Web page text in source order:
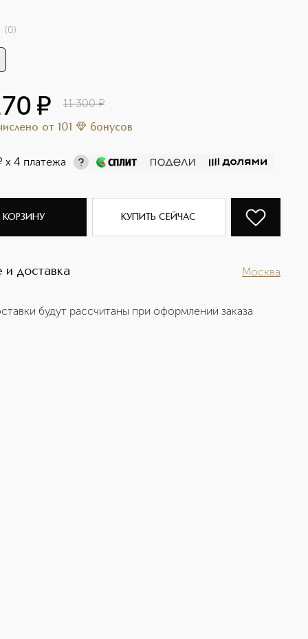
(0)
¤ 11 300 ¤
от 101 бонусов
х 4 платежа
КОРЗИНУ КУПИТЬ СЕЙЧАС
и доставка Москва
будут рассчитаны при оформлении заказа